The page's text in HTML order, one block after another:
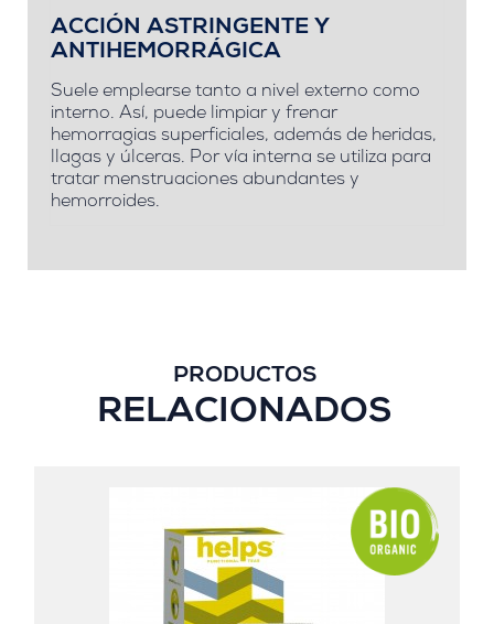
ACCIÓN ASTRINGENTE Y
ANTIHEMORRÁGICA
Suele emplearse tanto a nivel externo como
interno. Así, puede limpiar y frenar
hemorragias superficiales, además de heridas,
llagas y úlceras. Por vía interna se utiliza para
tratar menstruaciones abundantes y
hemorroides.
PRODUCTOS
RELACIONADOS